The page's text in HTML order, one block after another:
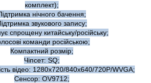
комплект);
нічного бачення;
звукового запису;
спрощену китайську/російську;
команди російською;
Компактний розмір;
Чіпсет: SQ;
відео: 1280х720/840х640/720P/WVGA;
Сенсор: OV9712;